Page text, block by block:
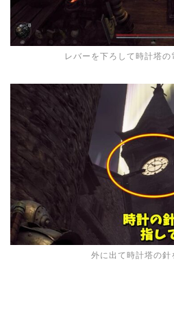
レバーを下ろして時計塔の
外に出て時計塔の針